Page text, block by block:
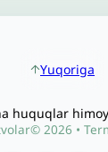
Yuqoriga
huquqlar
2026 •